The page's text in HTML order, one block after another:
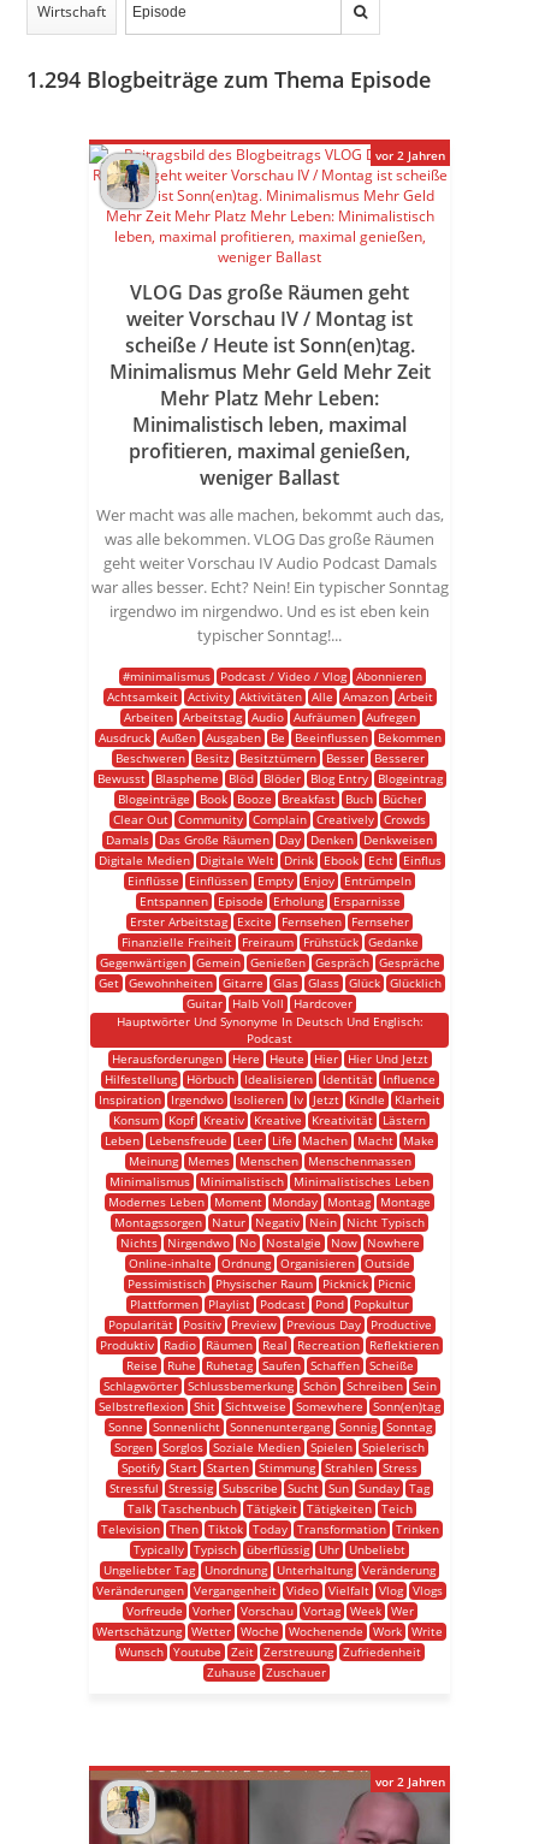
Wirtschaft
1.294 Blogbeiträge zum Thema Episode
VLOG Das große Räumen geht
weiter Vorschau IV / Montag ist
scheiße / Heute ist Sonn(en)tag.
Minimalismus Mehr Geld Mehr Zeit
Mehr Platz Mehr Leben:
Minimalistisch leben, maximal
profitieren, maximal genießen,
weniger Ballast
Wer macht was alle machen, bekommt auch das,
was alle bekommen. VLOG Das große Räumen
geht weiter Vorschau IV Audio Podcast Damals
war alles besser. Echt? Nein! Ein typischer Sonntag
irgendwo im nirgendwo. Und es ist eben kein
typischer Sonntag!...
#minimalismus Podcast / Video / Vlog Abonnieren
Achtsamkeit
Activity Aktivitäten Alle Amazon
Arbeit
Arbeiten
Arbeitstag Audio Aufräumen
Aufregen
Ausdruck
Außen Ausgaben Be Beeinflussen
Bekommen
Beschweren
Besitz Besitztümern Besser
Besserer
Bewusst
Blaspheme Blöd Blöder Blog Entry
Blogeintrag
Blogeinträge
Book Booze Breakfast Buch
Bücher
Clear Out Community Complain Creatively Crowds
Damals
Das Große Räumen Day Denken
Denkweisen
Digitale Medien
Digitale Welt Drink Ebook Echt
Einflus
Einflüsse
Einflüssen Empty Enjoy
Entrümpeln
Entspannen
Episode Erholung
Ersparnisse
Erster Arbeitstag
Excite Fernsehen
Fernseher
Finanzielle Freiheit
Freiraum Frühstück
Gedanke
Gegenwärtigen
Gemein Genießen Gespräch
Gespräche
Get
Gewohnheiten Gitarre Glas Glass Glück
Glücklich
Guitar
Halb Voll
Hardcover
Hauptwörter Und Synonyme In Deutsch Und Englisch:
Podcast
Herausforderungen
Here Heute Hier
Hier Und Jetzt
Hilfestellung
Hörbuch Idealisieren Identität
Influence
Inspiration
Irgendwo Isolieren Iv Jetzt Kindle
Klarheit
Konsum
Kopf Kreativ Kreative Kreativität
Lästern
Leben
Lebensfreude Leer Life Machen Macht
Make
Meinung
Memes Menschen
Menschenmassen
Minimalismus
Minimalistisch
Minimalistisches Leben
Modernes Leben
Moment Monday Montag
Montage
Montagssorgen
Natur Negativ Nein
Nicht Typisch
Nichts
Nirgendwo No Nostalgie Now
Nowhere
Online-inhalte
Ordnung Organisieren Outside
Pessimistisch
Physischer Raum Picknick
Picnic
Plattformen
Playlist Podcast Pond
Popkultur
Popularität
Positiv Preview Previous Day
Productive
Produktiv
Radio Räumen Real Recreation
Reflektieren
Reise
Ruhe Ruhetag Saufen Schaffen
Scheiße
Schlagwörter
Schlussbemerkung Schön Schreiben
Sein
Selbstreflexion Shit Sichtweise Somewhere
Sonn(en)tag
Sonne
Sonnenlicht Sonnenuntergang Sonnig
Sonntag
Sorgen Sorglos Soziale Medien Spielen Spielerisch
Spotify Start Starten Stimmung Strahlen Stress
Stressful
Stressig Subscribe Sucht Sun Sunday Tag
Talk
Taschenbuch Tätigkeit Tätigkeiten
Teich
Television
Then Tiktok Today Transformation
Trinken
Typically Typisch überflüssig Uhr
Unbeliebt
Ungeliebter Tag
Unordnung Unterhaltung Veränderung
Veränderungen Vergangenheit Video Vielfalt Vlog Vlogs
Vorfreude
Vorher Vorschau Vortag Week
Wer
Wertschätzung Wetter Woche Wochenende Work Write
Wunsch
Youtube Zeit Zerstreuung
Zufriedenheit
Zuhause
Zuschauer
vor 2 Jahren
vor 2 Jahren